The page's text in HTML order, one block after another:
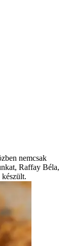
nemcsak
Raffay Béla,